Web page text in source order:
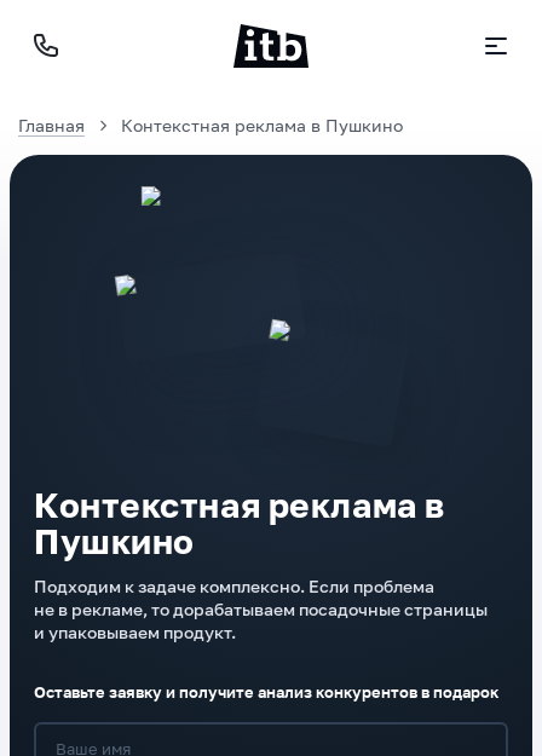
Главная Контекстная реклама в Пушкино
Контекстная реклама в
Пушкино
Подходим к задаче комплексно. Если проблема
не в рекламе, то дорабатываем посадочные страницы
и упаковываем продукт.
Оставьте заявку и получите анализ конкурентов в подарок
Ваше имя